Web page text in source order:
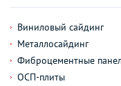
Виниловый сайдинг
Металлосайдинг
Фиброцементные
ОСП-плиты